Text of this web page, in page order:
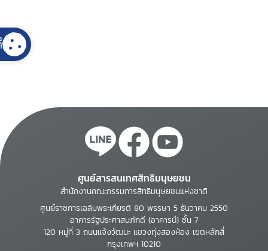
ศูนย์สารสนเทศสิทธิมนุษยชน
สำนักงานคณะกรรมการสิทธิมนุษยชนแห่งชาติ
ศูนย์ราชการเฉลิมพระเกียรติ 80 พรรษา 5 ธันวาคม 2550
อาคารรัฐประศาสนภักดี (อาคารบี) ชั้น 7
120 หมู่ที่ 3 ถนนแจ้งวัฒนะ แขวงทุ่งสองห้อง เขตหลักสี่
กรุงเทพฯ 10210